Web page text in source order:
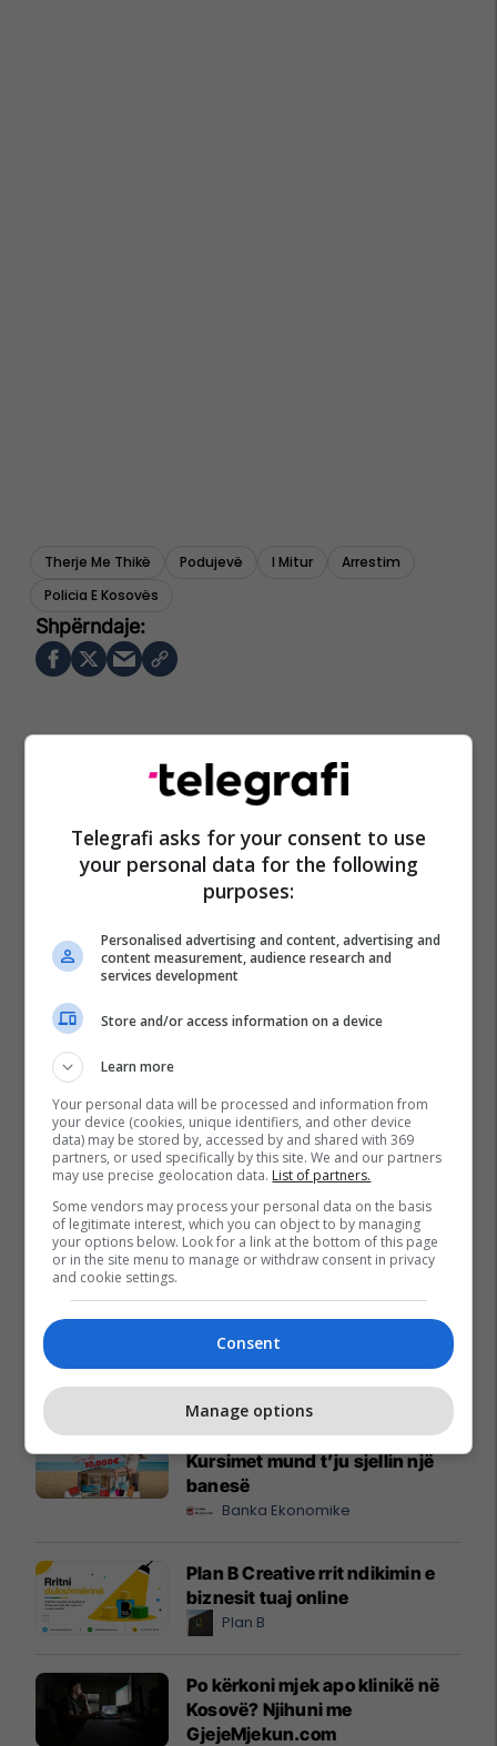
Therje Me Thikë Podujevë I Mitur
Arrestim
Policia E Kosovës
Promo Reklamo këtu
A po don me rrnu n’deti?
Kursimet mund t’ju sjellin një
banesë
Banka Ekonomike
Plan B Creative rrit ndikimin e
biznesit tuaj online
Plan B
Po kërkoni mjek apo klinikë në
Kosovë? Njihuni me
GjejeMjekun.com
Telegrafi asks for your consent to use
your personal data for the following
purposes:
Personalised advertising and content, advertising and
content measurement, audience research and
services development
Store and/or access information on a device
Learn more
Your personal data will be processed and information from
your device (cookies, unique identifiers, and other device
data) may be stored by, accessed by and shared with 369
partners, or used specifically by this site. We and our partners
may use precise geolocation data. List of partners.
Some vendors may process your personal data on the basis
of legitimate interest, which you can object to by managing
your options below. Look for a link at the bottom of this page
or in the site menu to manage or withdraw consent in privacy
and cookie settings.
Consent
Manage options